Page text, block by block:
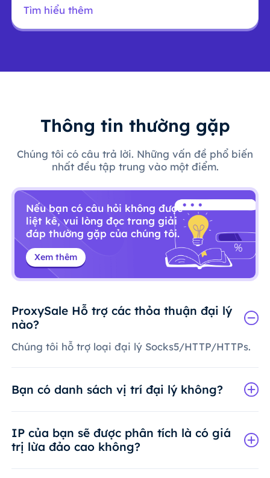
Tìm hiểu thêm
Thông tin thường gặp
Chúng tôi có câu trả lời. Những vấn đề phổ biến
nhất đều tập trung vào một điểm.
Nếu bạn có câu hỏi không được
liệt kê, vui lòng đọc trang giải
đáp thường gặp của chúng tôi.
Xem thêm
ProxySale Hỗ trợ các thỏa thuận đại lý
nào?
Chúng tôi hỗ trợ loại đại lý Socks5/HTTP/HTTPs.
Bạn có danh sách vị trí đại lý không?
IP của bạn sẽ được phân tích là có giá
trị lừa đảo cao không?